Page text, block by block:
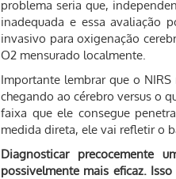
problema seria que,
inadequada e essa avaliação
invasivo para oxigenação
O2 mensurado localmente.
Importante lembrar que o
chegando ao cérebro versus o
faixa que ele consegue
medida direta, ele vai refletir o
Diagnosticar precocemente
possivelmente mais eficaz.